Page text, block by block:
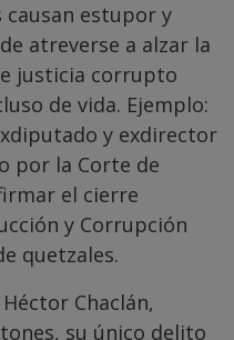
causan estupor y
atreverse a alzar la
justicia corrupto
de vida. Ejemplo:
y exdirector
por la Corte de
el cierre
y Corrupción
quetzales.
Chaclán,
su único delito